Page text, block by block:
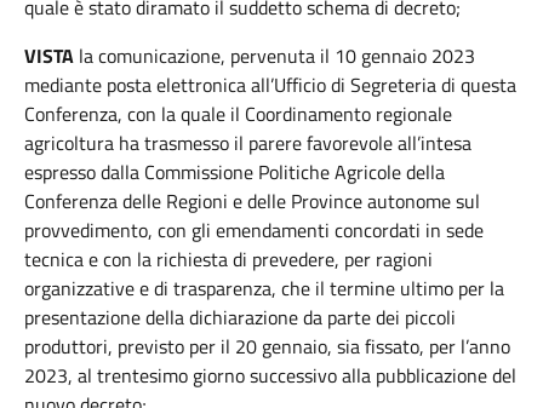
quale è stato diramato il suddetto schema di decreto;
VISTA la comunicazione, pervenuta il 10 gennaio 2023
mediante posta elettronica all’Ufficio di Segreteria di questa
Conferenza, con la quale il Coordinamento regionale
agricoltura ha trasmesso il parere favorevole all’intesa
espresso dalla Commissione Politiche Agricole della
Conferenza delle Regioni e delle Province autonome sul
provvedimento, con gli emendamenti concordati in sede
tecnica e con la richiesta di prevedere, per ragioni
organizzative e di trasparenza, che il termine ultimo per la
presentazione della dichiarazione da parte dei piccoli
produttori, previsto per il 20 gennaio, sia fissato, per l’anno
2023, al trentesimo giorno successivo alla pubblicazione del